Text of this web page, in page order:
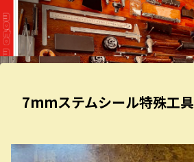
7mmステムシール特殊工具